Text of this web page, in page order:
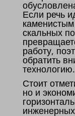
Если речь
скальных
работу,
обратить
технологию.
Стоит
но и